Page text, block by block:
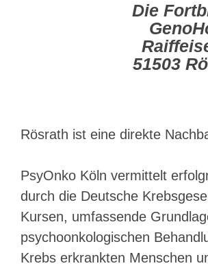
Die
51503
Rösrath ist eine direkte
PsyOnko Köln vermittelt
durch die Deutsche
Kursen, umfassende
psychoonkologischen
Krebs erkrankten Menschen